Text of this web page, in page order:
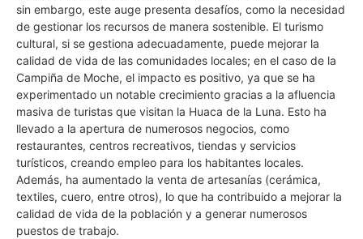
sin embargo, este auge presenta desafíos, como la necesidad
de gestionar los recursos de manera sostenible. El turismo
cultural, si se gestiona adecuadamente, puede mejorar la
calidad de vida de las comunidades locales; en el caso de la
Campiña de Moche, el impacto es positivo, ya que se ha
experimentado un notable crecimiento gracias a la afluencia
masiva de turistas que visitan la Huaca de la Luna. Esto ha
llevado a la apertura de numerosos negocios, como
restaurantes, centros recreativos, tiendas y servicios
turísticos, creando empleo para los habitantes locales.
Además, ha aumentado la venta de artesanías (cerámica,
textiles, cuero, entre otros), lo que ha contribuido a mejorar la
calidad de vida de la población y a generar numerosos
puestos de trabajo.